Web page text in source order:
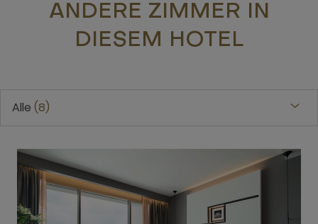
ANDERE ZIMMER IN
DIESEM HOTEL
Alle 8